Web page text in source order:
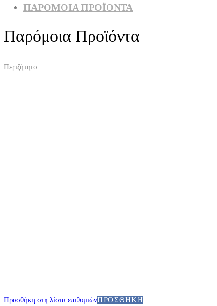
ΠΑΡΌΜΟΙΑ ΠΡΟΪΌΝΤΑ
Παρόμοια Προϊόντα
Περιζήτητο
Προσθήκη στη λίστα επιθυμιώνΠΡΟΣΘΉΚΗ